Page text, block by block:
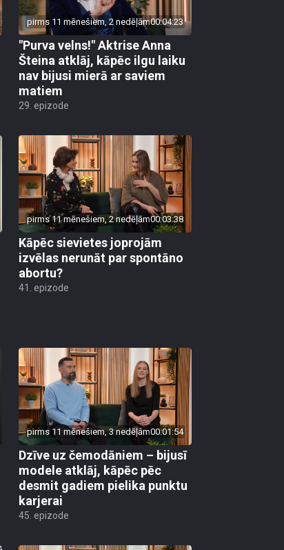
pirms 11 mēnešiem, 2 nedēļām00:04:23
"Purva velns!" Aktrise Anna
Šteina atklāj, kāpēc ilgu laiku
nav bijusi mierā ar saviem
matiem
29. epizode
pirms 11 mēnešiem, 2 nedēļām00:03:38
Kāpēc sievietes joprojām
izvēlas nerunāt par spontāno
abortu?
41. epizode
pirms 11 mēnešiem, 3 nedēļām00:01:54
Dzīve uz čemodāniem – bijusī
modele atklāj, kāpēc pēc
desmit gadiem pielika punktu
karjerai
45. epizode